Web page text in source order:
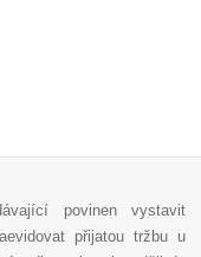
povinen vystavit
přijatou tržbu u